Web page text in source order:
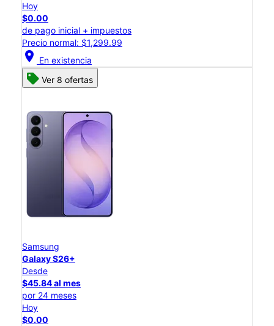
Hoy
$0.00
de pago inicial + impuestos
Precio normal: $1,299.99
location_on En existencia
Ver 8 ofertas
Samsung
Galaxy S26+
Desde
$45.84 al mes
por 24 meses
Hoy
$0.00